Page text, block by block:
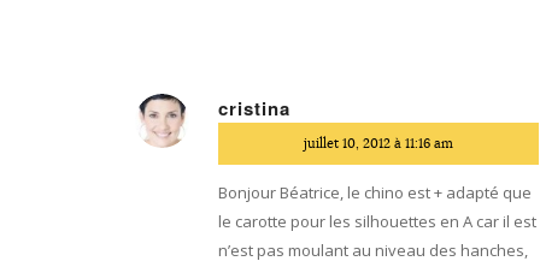
cristina
juillet 10, 2012 à 11:16 am
Bonjour Béatrice, le chino est + adapté que
le carotte pour les silhouettes en A car il est
n’est pas moulant au niveau des hanches,